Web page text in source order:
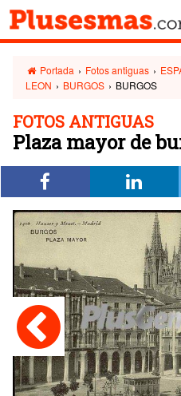
Portada › Fotos antiguas ›
LEON › BURGOS › BURGOS
FOTOS ANTIGUAS
Plaza mayor de